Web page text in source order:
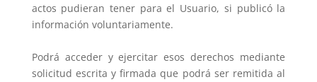
actos pudieran tener para el Usuario, si publicó la
información voluntariamente.
Podrá acceder y ejercitar esos derechos mediante
solicitud escrita y firmada que podrá ser remitida al